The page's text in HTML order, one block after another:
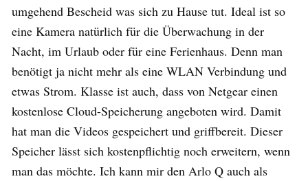
umgehend Bescheid was sich zu Hause tut. Ideal ist so
eine Kamera natürlich für die Überwachung in der
Nacht, im Urlaub oder für eine Ferienhaus. Denn man
benötigt ja nicht mehr als eine WLAN Verbindung und
etwas Strom. Klasse ist auch, dass von Netgear einen
kostenlose Cloud-Speicherung angeboten wird. Damit
hat man die Videos gespeichert und griffbereit. Dieser
Speicher lässt sich kostenpflichtig noch erweitern, wenn
man das möchte. Ich kann mir den Arlo Q auch als